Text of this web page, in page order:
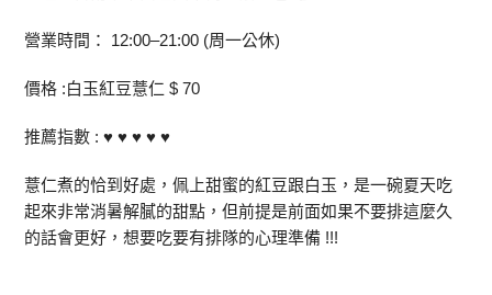
營業時間： 12:00–21:00 (周一公休)
價格 :白玉紅豆薏仁 $ 70
推薦指數 : ♥ ♥ ♥ ♥ ♥
薏仁煮的恰到好處，佩上甜蜜的紅豆跟白玉，是一碗夏天吃
起來非常消暑解膩的甜點，但前提是前面如果不要排這麼久
的話會更好，想要吃要有排隊的心理準備 !!!